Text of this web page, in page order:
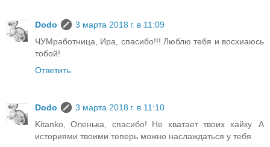
Dodo
3 марта 2018 г. в 11:09
ЧУМработница, Ира, спасибо!!! Люблю тебя и восхиаюсь
тобой!
Ответить
Dodo
3 марта 2018 г. в 11:10
Kitanko, Оленька, спасибо! Не хватает твоих хайку. А
историями твоими теперь можно наслаждаться у тебя.